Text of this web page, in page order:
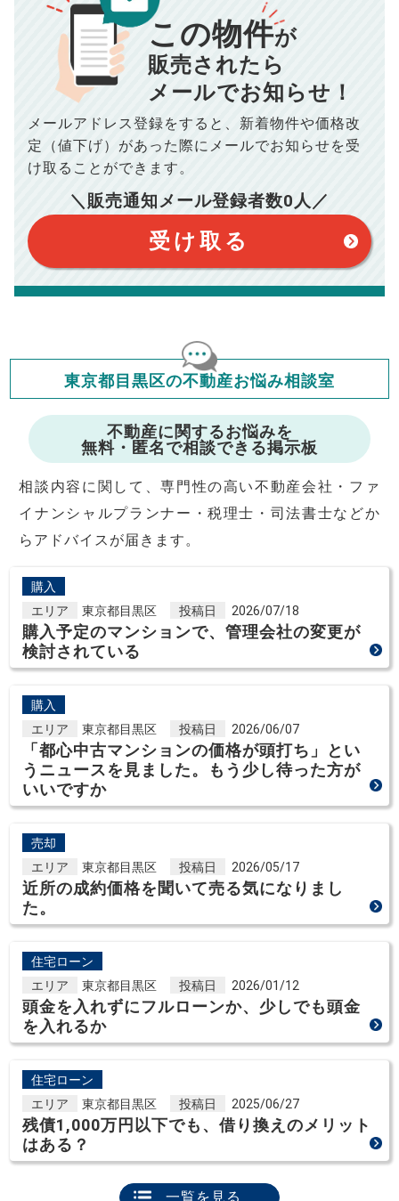
毎月の支払額 834
年間の支払額 10,005 円
総支払額 100,050 円
このシミュレーターは元利均等返済方式で試算しています。
このシミュレーターは、四捨五入にて計算しております。
このシミュレーターはお借り入れの全期間で金利が変わらない設
このシミュレーターでの結果は、お借り入れを保証するものでは
ありません。
このシミュレーターをご利用された方の、いかなる損害について
ますが、お借り入れの際に各金融機関にご相談ください。
会員マイページでは
修繕費・管理費の計算もできます
■仲介手数料／ 00万円
■売買契約書印紙／ 0
■抵当権抹消費用／0万円
※購入価格よりも売却価格が高い場合、譲渡所得税が発生する
場合がございます。詳しくは最寄りの税務署などにご確認く
※シミュレーター結果はあくまでも概算であり、手残り金額を
保証するものではございません。
※上記売却費用には、住所変更登記の費用、引っ越し費用、住
宅ローンの一括繰上返済の手数料等は含まれておりませんの
で予めご了承ください。
おります。（物件価格×3%＋6万円＋消費税）
この物件が
販売されたら
メールでお知らせ！
メールアドレス登録をすると、 新着物件や価格改
定（値下げ）があった際に メールでお知らせを受
け取ることができます。
＼販売通知メール登録者数0 人／
受け取る
東京都目黒区の不動産お悩み相談室
不動産に関するお悩みを
無料・匿名で相談できる掲示板
相談内容に関して、専門性の高い不動産会社・ファ
イナンシャルプランナー・税理士・司法書士などか
らアドバイスが届きます。
購入
エリア
東京都目黒区 投稿日 2026/07/18
購入予定のマンションで、管理会社の変更が
検討されている
購入
エリア
東京都目黒区 投稿日 2026/06/07
「都心中古マンションの価格が頭打ち」とい
うニュースを見ました。もう少し待った方が
いいですか
売却
エリア
東京都目黒区 投稿日 2026/05/17
近所の成約価格を聞いて売る気になりまし
た。
住宅ローン
エリア
東京都目黒区 投稿日 2026/01/12
頭金を入れずにフルローンか、少しでも頭金
を入れるか
住宅ローン
エリア
東京都目黒区 投稿日 2025/06/27
残債1,000万円以下でも、借り換えのメリット
はある？
一覧を見る